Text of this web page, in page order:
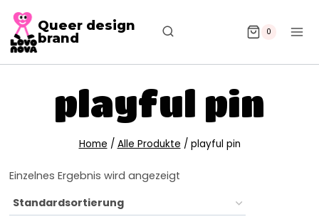
Queer design
brand
0
playful pin
Home / Alle Produkte / playful pin
Einzelnes Ergebnis wird angezeigt